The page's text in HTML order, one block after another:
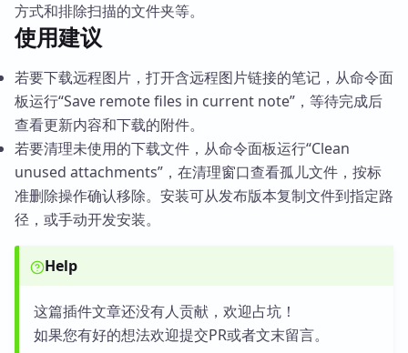
方式和排除扫描的文件夹等。
使用建议
若要下载远程图片，打开含远程图片链接的笔记，从命令面
板运行“Save remote files in current note”，等待完成后
查看更新内容和下载的附件。
若要清理未使用的下载文件，从命令面板运行“Clean
unused attachments”，在清理窗口查看孤儿文件，按标
准删除操作确认移除。安装可从发布版本复制文件到指定路
径，或手动开发安装。
Help
这篇插件文章还没有人贡献，欢迎占坑！
如果您有好的想法欢迎提交PR或者文末留言。